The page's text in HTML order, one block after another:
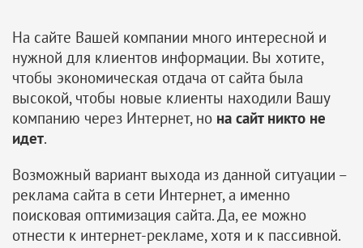
На сайте Вашей компании много интересной и
нужной для клиентов информации. Вы хотите,
чтобы экономическая отдача от сайта была
высокой, чтобы новые клиенты находили Вашу
компанию через Интернет, но на сайт никто не
идет.
Возможный вариант выхода из данной ситуации –
реклама сайта в сети Интернет, а именно
поисковая оптимизация сайта. Да, ее можно
отнести к интернет-рекламе, хотя и к пассивной.